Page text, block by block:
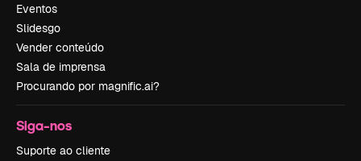
Eventos
Slidesgo
Vender conteúdo
Sala de imprensa
Procurando por magnific.ai?
Siga-nos
Suporte ao cliente